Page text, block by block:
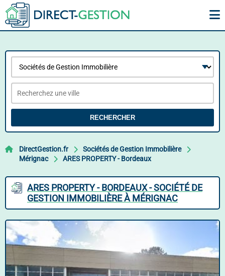
RECHERCHER
DirectGestion.fr
Sociétés de Gestion Immobilière
Mérignac
ARES PROPERTY - Bordeaux
ARES PROPERTY - BORDEAUX - SOCIÉTÉ DE
GESTION IMMOBILIÈRE À MÉRIGNAC